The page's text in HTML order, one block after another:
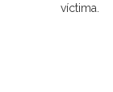
víctima.